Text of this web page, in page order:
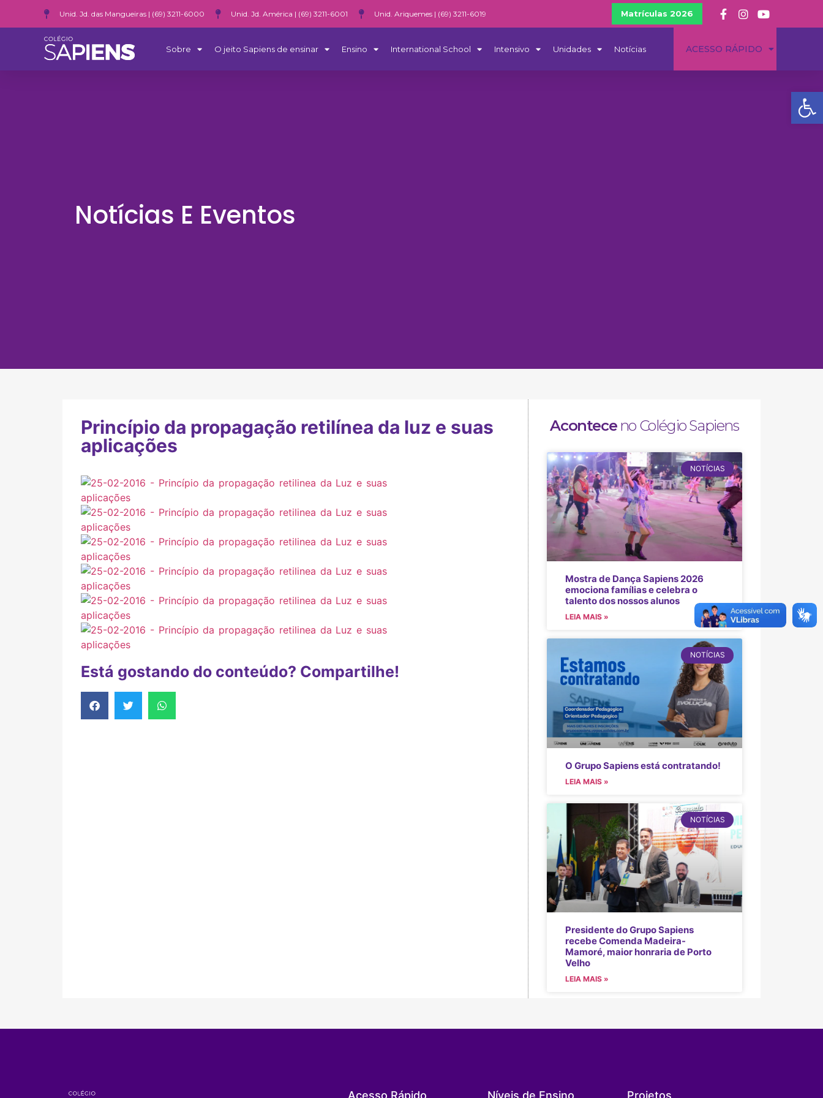
Unid. Jd. das Mangueiras | (69) 3211-6000 Unid. Jd. América | (69) 3211-6001 Unid. Ariquemes | (69) 3211-6019 Matrículas 2026
Sobre O jeito Sapiens de ensinar Ensino International School Intensivo Unidades Notícias ACESSO RÁPIDO
Notícias E Eventos
Princípio da propagação retilínea da luz e suas
aplicações
Está gostando do conteúdo? Compartilhe!
Aconteceno Colégio Sapiens
NOTÍCIAS
Mostra de Dança Sapiens 2026
emociona famílias e celebra o
talento dos nossos alunos
LEIA MAIS »
NOTÍCIAS
O Grupo Sapiens está contratando!
LEIA MAIS »
NOTÍCIAS
Presidente do Grupo Sapiens
recebe Comenda Madeira-
Mamoré, maior honraria de Porto
Velho
LEIA MAIS »